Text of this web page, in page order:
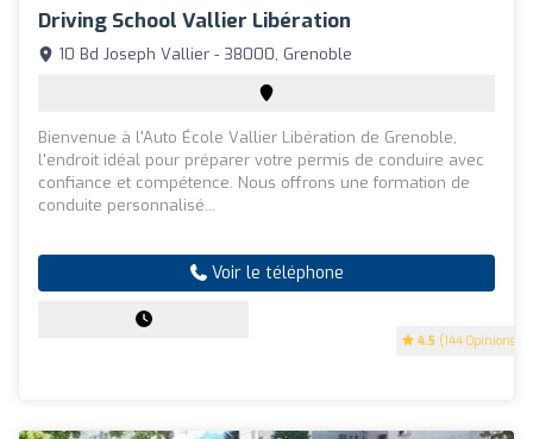
Driving School Vallier Libération
4.5 (144 Opinions)
10 Bd Joseph Vallier - 38000, Grenoble
Bienvenue à l'Auto École Vallier Libération de Grenoble,
l'endroit idéal pour préparer votre permis de conduire avec
confiance et compétence. Nous offrons une formation de
conduite personnalisé...
Voir le téléphone